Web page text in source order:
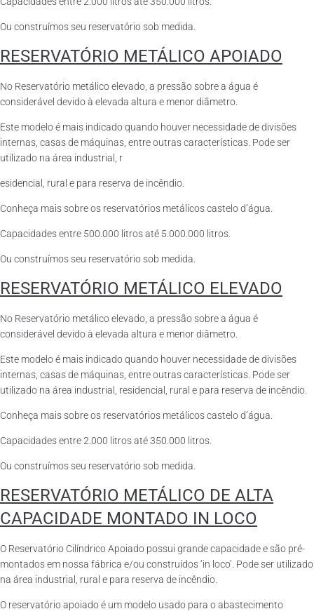
Ou construímos seu reservatório sob medida.
RESERVATÓRIO METÁLICO APOIADO
No Reservatório metálico elevado, a pressão sobre a água é
considerável devido à elevada altura e menor diâmetro.
Este modelo é mais indicado quando houver necessidade de divisões
internas, casas de máquinas, entre outras características. Pode ser
utilizado na área industrial, r
esidencial, rural e para reserva de incêndio.
Conheça mais sobre os reservatórios metálicos castelo d’água.
Capacidades entre 500.000 litros até 5.000.000 litros.
Ou construímos seu reservatório sob medida.
RESERVATÓRIO METÁLICO ELEVADO
No Reservatório metálico elevado, a pressão sobre a água é
considerável devido à elevada altura e menor diâmetro.
Este modelo é mais indicado quando houver necessidade de divisões
internas, casas de máquinas, entre outras características. Pode ser
utilizado na área industrial, residencial, rural e para reserva de incêndio.
Conheça mais sobre os reservatórios metálicos castelo d’água.
Capacidades entre 2.000 litros até 350.000 litros.
Ou construímos seu reservatório sob medida.
RESERVATÓRIO METÁLICO DE ALTA
CAPACIDADE MONTADO IN LOCO
O Reservatório Cilíndrico Apoiado possui grande capacidade e são pré-
montados em nossa fábrica e/ou construídos ‘in loco’. Pode ser utilizado
na área industrial, rural e para reserva de incêndio.
O reservatório apoiado é um modelo usado para o abastecimento